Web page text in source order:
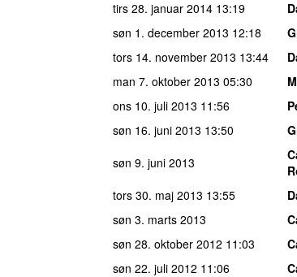
tirs 28. januar 2014 13:19
søn 1. december 2013 12:18
tors 14. november 2013 13:44
man 7. oktober 2013 05:30
ons 10. juli 2013 11:56
søn 16. juni 2013 13:50
søn 9. juni 2013
tors 30. maj 2013 13:55
søn 3. marts 2013
søn 28. oktober 2012 11:03
søn 22. juli 2012 11:06